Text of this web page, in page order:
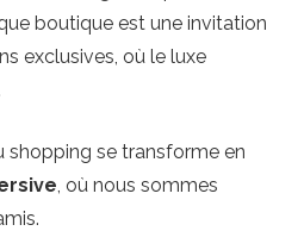
boutique est une invitation
exclusives, où le luxe
shopping se transforme en
, où nous sommes